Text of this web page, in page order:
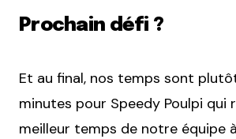
Prochain défi ?
Et au final, nos temps sont
minutes pour Speedy Poulpi qui
meilleur temps de notre équipe